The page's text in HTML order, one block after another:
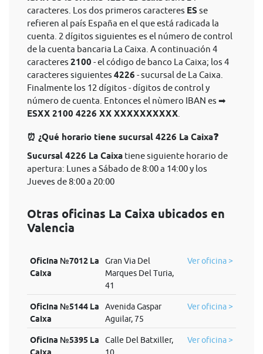
caracteres. Los dos primeros caracteres ES se
refieren al país España en el que está radicada la
cuenta. 2 dígitos siguientes es el número de control
de la cuenta bancaria La Caixa. A continuación 4
caracteres 2100 - el código de banco La Caixa; los 4
caracteres siguientes 4226 - sucursal de La Caixa.
Finalmente los 12 dígitos - dígitos de control y
número de cuenta. Entonces el nùmero IBAN es ➡
ESXX 2100 4226 XX XXXXXXXXXX
⏰ ¿Qué horario tiene sucursal 4226 La Caixa❓
Sucursal 4226 La Caixa tiene siguiente horario de
apertura: Lunes a Sábado de 8:00 a 14:00 y los
Jueves de 8:00 a 20:00
Otras oficinas La Caixa ubicados en
Valencia
Oficina №7012 La
Caixa
Gran Via Del
Marques Del Turia,
41
Ver oficina >
Oficina №5144 La
Caixa
Avenida Gaspar
Aguilar, 75
Ver oficina >
Oficina №5395 La
Calle Del Batxiller,
Ver oficina >